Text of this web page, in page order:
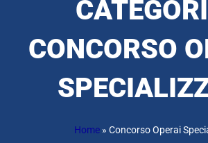
CONCORSO
Home » Concorso Operai